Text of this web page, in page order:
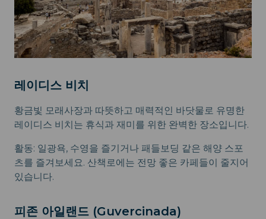
레이디스 비치
황금빛 모래사장과 따뜻하고 매력적인 바닷물로 유명한
레이디스 비치는 휴식과 재미를 위한 완벽한 장소입니다.
활동: 일광욕, 수영을 즐기거나 패들보딩 같은 해양 스포
츠를 즐겨보세요. 산책로에는 전망 좋은 카페들이 줄지어
있습니다.
피존 아일랜드 (Guvercinada)